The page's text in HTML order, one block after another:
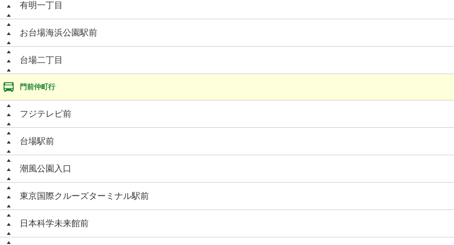
有明一丁目
お台場海浜公園駅前
台場二丁目
門前仲町行
フジテレビ前
台場駅前
潮風公園入口
東京国際クルーズターミナル駅前
日本科学未来館前